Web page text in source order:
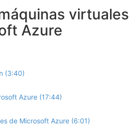
virtuales
Azure
(3:40)
Azure (17:44)
de Microsoft Azure (6:01)